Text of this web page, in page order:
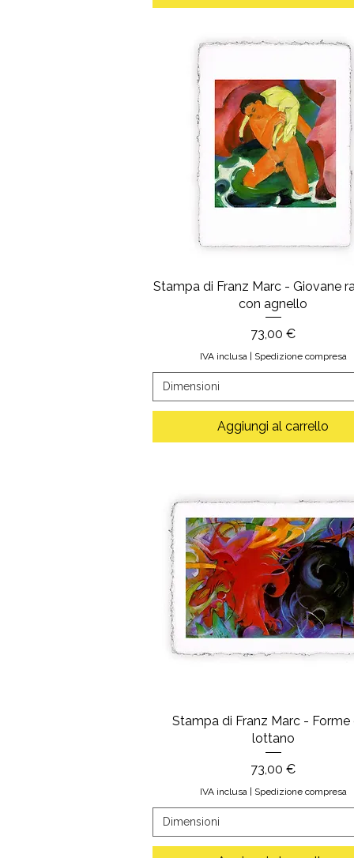
Stampa di Franz Marc - Giovane
con agnello
Prezzo
73,00 €
IVA inclusa| Spedizione compresa
Dimensioni
Aggiungi al carrello
Stampa di Franz Marc - Forme
lottano
Prezzo
73,00 €
IVA inclusa| Spedizione compresa
Dimensioni